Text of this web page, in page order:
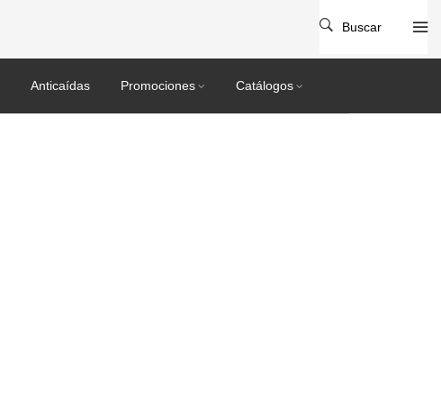
Anticaídas Promociones Catálogos
Buscar